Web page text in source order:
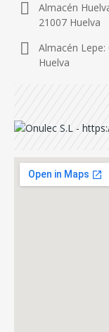
Almacén
21007 Huelva
Almacén Lepe:
Huelva